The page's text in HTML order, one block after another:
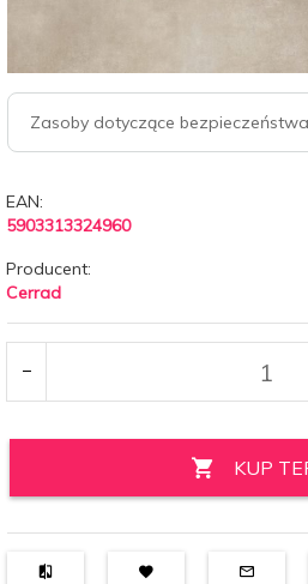
Zasoby dotyczące
EAN:
5903313324960
Producent:
Cerrad
KUP